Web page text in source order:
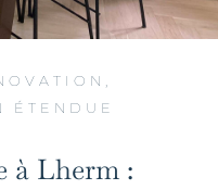
ÉTENDUE
à Lherm :